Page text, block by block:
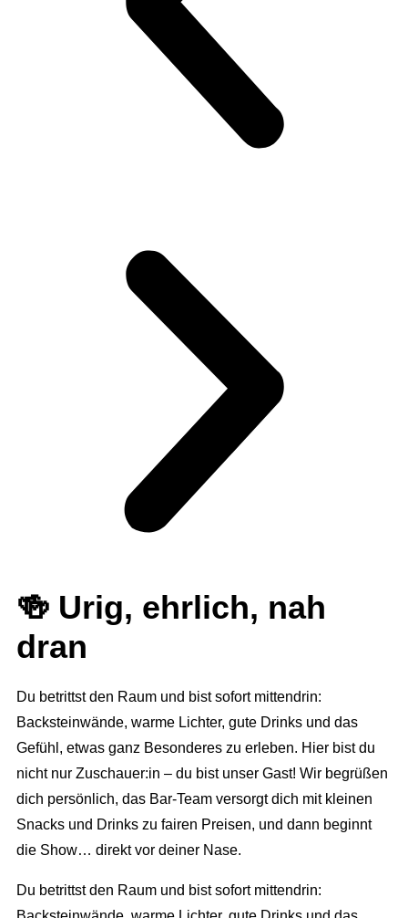
🍻 Urig, ehrlich, nah
dran
Du betrittst den Raum und bist sofort mittendrin:
Backsteinwände, warme Lichter, gute Drinks und das
Gefühl, etwas ganz Besonderes zu erleben. Hier bist du
nicht nur Zuschauer:in – du bist unser Gast! Wir begrüßen
dich persönlich, das Bar-Team versorgt dich mit kleinen
Snacks und Drinks zu fairen Preisen, und dann beginnt
die Show… direkt vor deiner Nase.
Du betrittst den Raum und bist sofort mittendrin: